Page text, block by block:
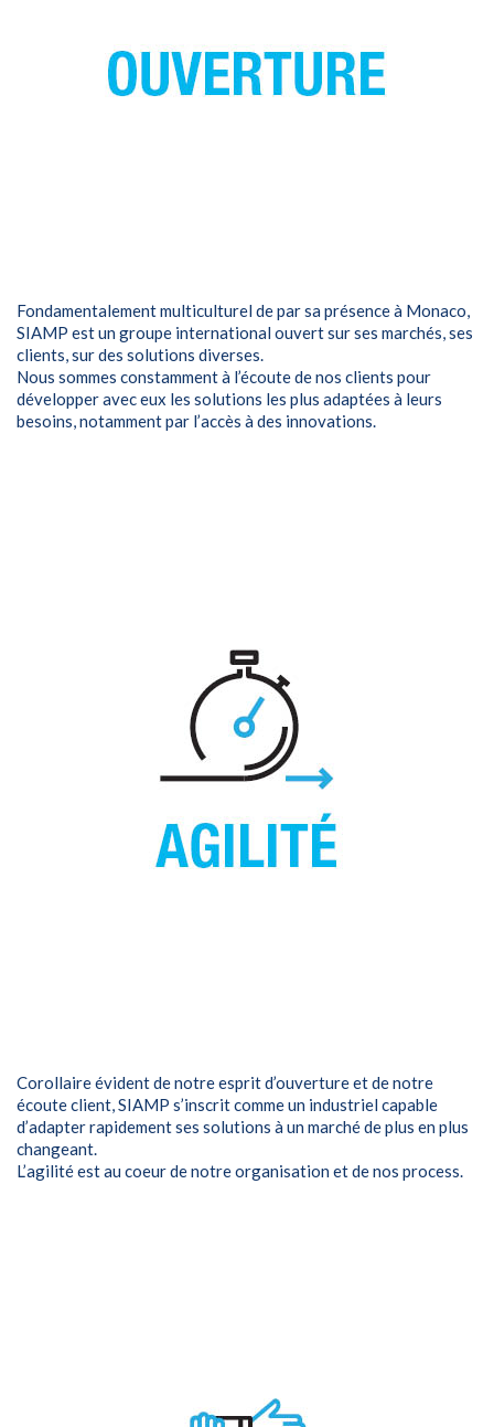
Fondamentalement multiculturel de par sa présence à Monaco,
SIAMP est un groupe international ouvert sur ses marchés, ses
clients, sur des solutions diverses.
Nous sommes constamment à l’écoute de nos clients pour
développer avec eux les solutions les plus adaptées à leurs
besoins, notamment par l’accès à des innovations.
Corollaire évident de notre esprit d’ouverture et de notre
écoute client, SIAMP s’inscrit comme un industriel capable
d’adapter rapidement ses solutions à un marché de plus en plus
changeant.
L’agilité est au coeur de notre organisation et de nos process.